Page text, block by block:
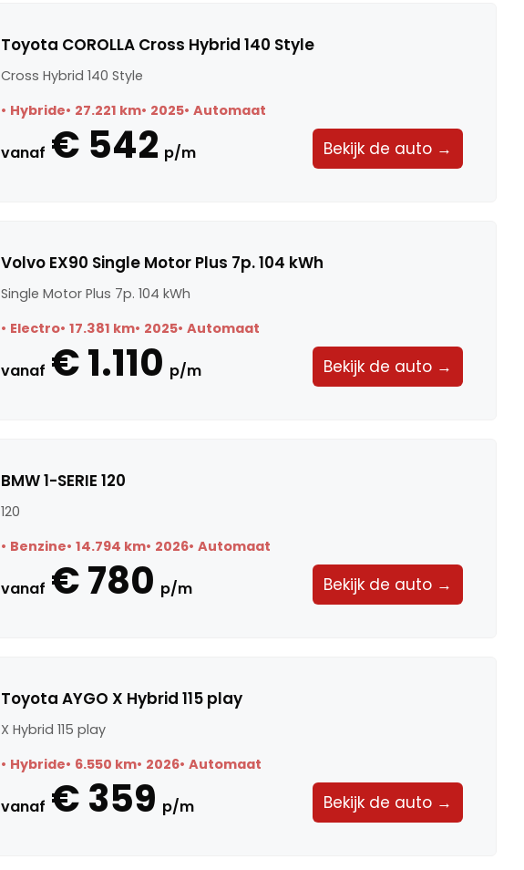
Toyota COROLLA Cross Hybrid 140 Style
Cross Hybrid 140 Style
Hybride 27.221 km 2025 Automaat
vanaf € 542 p/m Bekijk de auto →
Volvo EX90 Single Motor Plus 7p. 104 kWh
Single Motor Plus 7p. 104 kWh
Electro 17.381 km 2025 Automaat
vanaf € 1.110 p/m Bekijk de auto →
BMW 1-SERIE 120
120
Benzine 14.794 km 2026 Automaat
vanaf € 780 p/m Bekijk de auto →
Toyota AYGO X Hybrid 115 play
X Hybrid 115 play
Hybride 6.550 km 2026 Automaat
vanaf € 359 p/m Bekijk de auto →